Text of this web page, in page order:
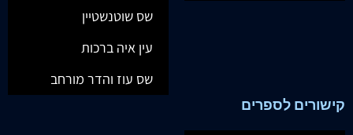
שס שוטנשטיין
עין איה ברכות
שס עוז והדר מורחב
קישורים לספרים